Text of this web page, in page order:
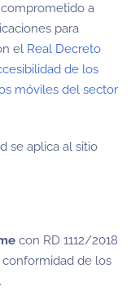
comprometido a
para
el Real Decreto
de los
móviles del sector
se aplica al sitio
con RD 1112/2018
de los